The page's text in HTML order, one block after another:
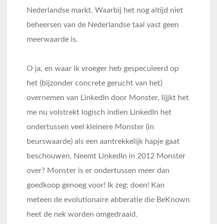
Nederlandse markt. Waarbij het nog altijd niet
beheersen van de Nederlandse taal vast geen
meerwaarde is.
O ja, en waar ik vroeger heb gespeculeerd op
het (bijzonder concrete gerucht van het)
overnemen van LinkedIn door Monster, lijjkt het
me nu volstrekt logisch indien LinkedIn het
ondertussen veel kleinere Monster (in
beurswaarde) als een aantrekkelijk hapje gaat
beschouwen. Neemt LinkedIn in 2012 Monster
over? Monster is er ondertussen meer dan
goedkoop genoeg voor! Ik zeg: doen! Kan
meteen de evolutionaire abberatie die BeKnown
heet de nek worden omgedraaid.